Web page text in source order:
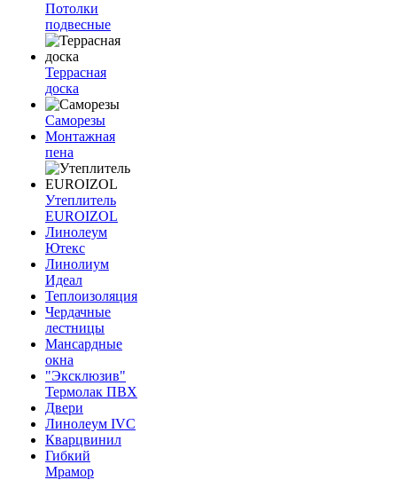
Потолки
подвесные
Террасная
доска
Саморезы
Монтажная
пена
Утеплитель
EUROIZOL
Линолеум
Ютекс
Линолиум
Идеал
Теплоизоляция
Чердачные
лестницы
Мансардные
окна
"Эксклюзив"
Термолак ПВХ
Двери
Линолеум IVC
Кварцвинил
Гибкий
Мрамор